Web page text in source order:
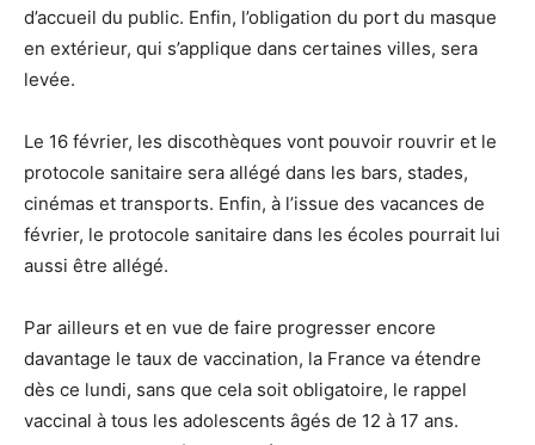
d’accueil du public. Enfin, l’obligation du port du masque
en extérieur, qui s’applique dans certaines villes, sera
levée.
Le 16 février, les discothèques vont pouvoir rouvrir et le
protocole sanitaire sera allégé dans les bars, stades,
cinémas et transports. Enfin, à l’issue des vacances de
février, le protocole sanitaire dans les écoles pourrait lui
aussi être allégé.
Par ailleurs et en vue de faire progresser encore
davantage le taux de vaccination, la France va étendre
dès ce lundi, sans que cela soit obligatoire, le rappel
vaccinal à tous les adolescents âgés de 12 à 17 ans.